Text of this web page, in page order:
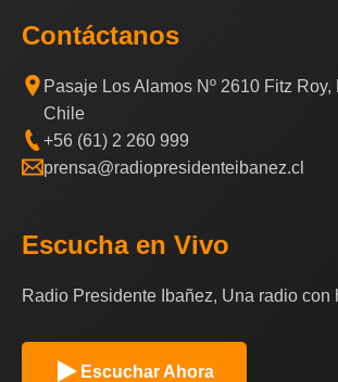
Contáctanos
Pasaje Los Alamos Nº 2610 Fitz Roy,
Chile
+56 (61) 2 260 999
prensa@radiopresidenteibanez.cl
Escucha en Vivo
Radio Presidente Ibañez, Una radio con
Escuchar Ahora